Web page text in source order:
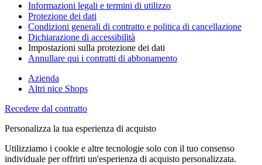
Informazioni legali e termini di utilizzo
Protezione dei dati
Condizioni generali di contratto e politica di cancellazione
Dichiarazione di accessibilità
Impostazioni sulla protezione dei dati
Annullare qui i contratti di abbonamento
Azienda
Altri nice Shops
Recedere dal contratto
Personalizza la tua esperienza di acquisto
Utilizziamo i cookie e altre tecnologie solo con il tuo consenso
individuale per offrirti un'esperienza di acquisto personalizzata.